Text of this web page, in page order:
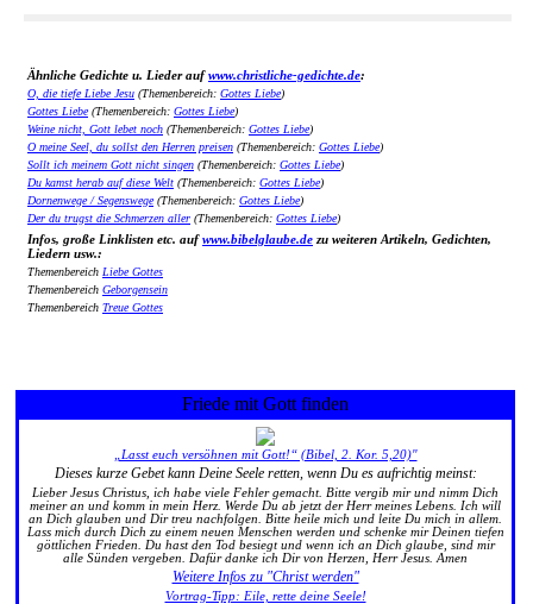
Ähnliche Gedichte u. Lieder aufwww.christliche-gedichte.de:
O, die tiefe Liebe Jesu (Themenbereich: Gottes Liebe)
Gottes Liebe(Themenbereich: Gottes Liebe)
Weine nicht, Gott lebet noch (Themenbereich: Gottes Liebe)
O meine Seel, du sollst den Herren preisen (Themenbereich: Gottes Liebe)
Sollt ich meinem Gott nicht singen (Themenbereich: Gottes Liebe)
Du kamst herab auf diese Welt (Themenbereich: Gottes Liebe)
Dornenwege / Segenswege(Themenbereich: Gottes Liebe)
Der du trugst die Schmerzen aller (Themenbereich: Gottes Liebe)
Infos, große Linklisten etc. aufwww.bibelglaube.de zu weiteren Artikeln, Gedichten,
Liedern usw.:
Themenbereich Liebe Gottes
Themenbereich Geborgensein
Themenbereich Treue Gottes
Friede mit Gott finden
„Lasst euch versöhnen mit Gott!“ (Bibel, 2. Kor. 5,20)"
Dieses kurze Gebet kann Deine Seele retten, wenn Du es aufrichtig meinst:
Lieber Jesus Christus, ich habe viele Fehler gemacht. Bitte vergib mir und nimm Dich
meiner an und komm in mein Herz. Werde Du ab jetzt der Herr meines Lebens. Ich will
an Dich glauben und Dir treu nachfolgen. Bitte heile mich und leite Du mich in allem.
Lass mich durch Dich zu einem neuen Menschen werden und schenke mir Deinen tiefen
göttlichen Frieden. Du hast den Tod besiegt und wenn ich an Dich glaube, sind mir
alle Sünden vergeben. Dafür danke ich Dir von Herzen, Herr Jesus. Amen
Weitere Infos zu "Christ werden"
Vortrag-Tipp: Eile, rette deine Seele!